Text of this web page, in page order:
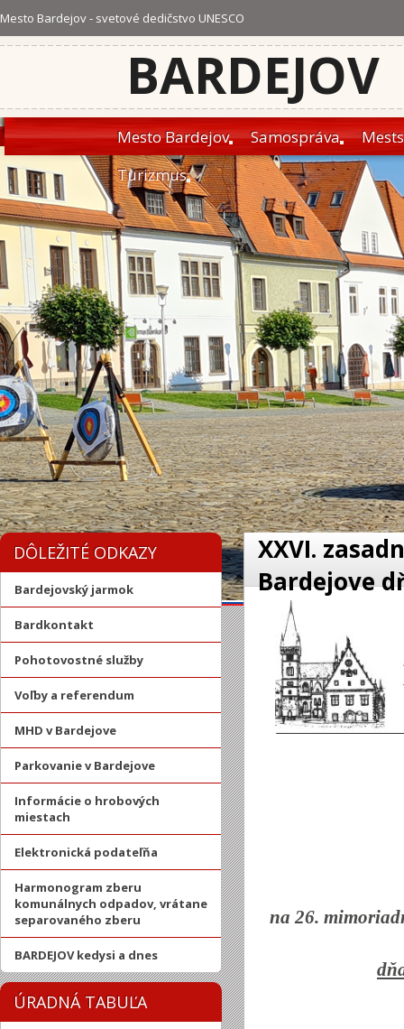
Mesto Bardejov - svetové dedičstvo UNESCO
BARDEJOV
Mesto Bardejov Samospráva
Turizmus
DÔLEŽITÉ ODKAZY
Bardejovský jarmok
Bardkontakt
Pohotovostné služby
Voľby a referendum
MHD v Bardejove
Parkovanie v Bardejove
Informácie o hrobových
miestach
Elektronická podateľňa
Harmonogram zberu
komunálnych odpadov, vrátane
separovaného zberu
BARDEJOV kedysi a dnes
ÚRADNÁ TABUĽA
XXVI.
Bardejove
na 26.